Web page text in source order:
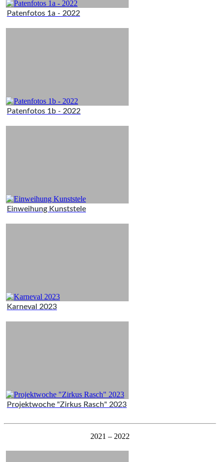
Patenfotos 1a - 2022
Patenfotos 1b - 2022
Einweihung Kunststele
Karneval 2023
Projektwoche "Zirkus Rasch" 2023
2021 – 2022